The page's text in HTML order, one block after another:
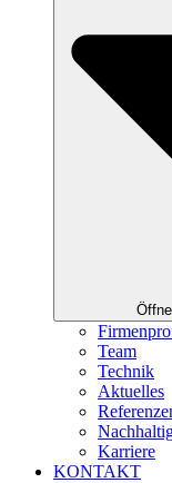
Team
Technik
Aktuelles
Karriere
KONTAKT